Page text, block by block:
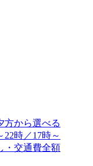
方から選べる
時／17時～
・交通費全額